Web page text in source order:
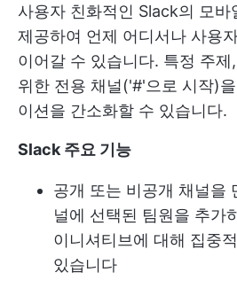
사용자 친화적인 Slack의 모바
제공하여 언제 어디서나 사용
이어갈 수 있습니다. 특정 주
위한 전용 채널('#'으로 시작)
이션을 간소화할 수 있습니다.
Slack 주요 기능
공개 또는 비공개 채널을
널에 선택된 팀원을 추가
이니셔티브에 대해 집중
있습니다